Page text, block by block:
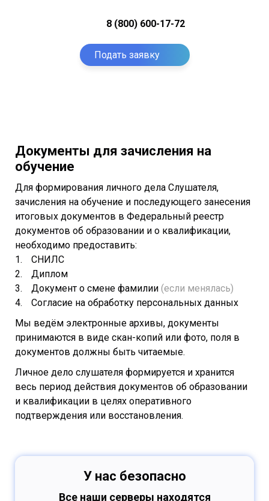
8 (800) 600-17-72
Подать заявку
Документы для зачисления на
обучение
Для формирования личного дела Слушателя,
зачисления на обучение и последующего занесения
итоговых документов в Федеральный реестр
документов об образовании и о квалификации,
необходимо предоставить:
СНИЛС
Диплом
Документ о смене фамилии (если менялась)
Согласие на обработку персональных данных
Мы ведём электронные архивы, документы
принимаются в виде скан-копий или фото, поля в
документов должны быть читаемые.
Личное дело слушателя формируется и хранится
весь период действия документов об образовании
и квалификации в целях оперативного
подтверждения или восстановления.
У нас безопасно
Все наши серверы находятся